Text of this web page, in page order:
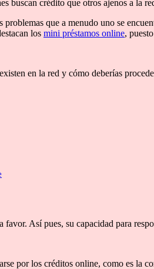
buscan crédito que otros ajenos a la
problemas que a menudo uno se
los mini préstamos online,
en la red y cómo deberías
Así pues, su capacidad para
por los créditos online, como es la